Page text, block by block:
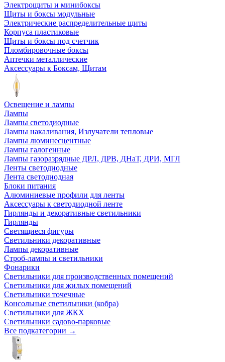
Электрощиты и минибоксы
Щиты и боксы модульные
Электрические распределительные щиты
Корпуса пластиковые
Щиты и боксы под счетчик
Пломбировочные боксы
Аптечки металлические
Аксессуары к Боксам, Щитам
Освещение и лампы
Лампы
Лампы светодиодные
Лампы накаливания, Излучатели тепловые
Лампы люминесцентные
Лампы галогенные
Лампы газоразрядные ДРЛ, ДРВ, ДНаТ, ДРИ, МГЛ
Ленты светодиодные
Лента светодиодная
Блоки питания
Алюминиевые профили для ленты
Аксессуары к светодиодной ленте
Гирлянды и декоративные светильники
Гирлянды
Светящиеся фигуры
Светильники декоративные
Лампы декоративные
Строб-лампы и светильники
Фонарики
Светильники для производственных помещений
Светильники для жилых помещений
Светильники точечные
Консольные светильники (кобра)
Светильники для ЖКХ
Светильники садово-парковые
Все подкатегории →